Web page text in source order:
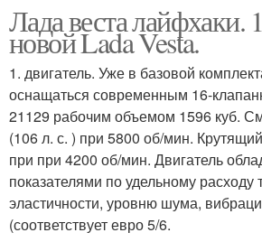
Лада веста лайфхаки.
новой Lada Vesta.
1. двигатель. Уже в базовой
оснащаться современным 16-
21129 рабочим объемом 1596 куб.
(106 л. с. ) при 5800 об/мин.
при при 4200 об/мин. Двигатель
показателями по удельному расходу
эластичности, уровню шума,
(соответствует евро 5/6.